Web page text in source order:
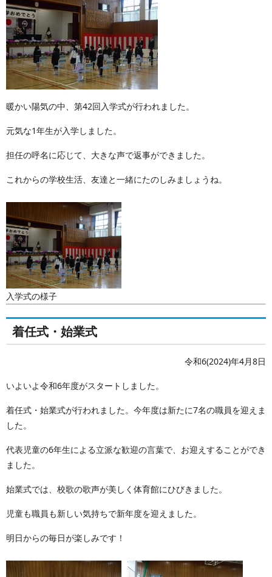
暖かい陽気の中、第42回入学式が行われました。
元気な1年生が入学しました。
担任の呼名に応じて、大きな声で返事ができました。
これからの学校生活、友達と一緒にたのしみましょうね。
入学式の様子
着任式・始業式
令和6(2024)年4月8日
いよいよ令和6年度がスタートしました。
着任式・始業式が行われました。今年度は新たに7名の職員を迎えま
した。
代表児童の6年生による立派な歓迎の言葉で、お迎えすることができ
ました。
始業式では、校歌の歌声が美しく体育館にひびきました。
児童も職員も新しい気持ちで新年度を迎えました。
明日からの毎日が楽しみです！